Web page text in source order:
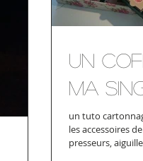
Un
ma
un tuto
les accessoires
presseurs,